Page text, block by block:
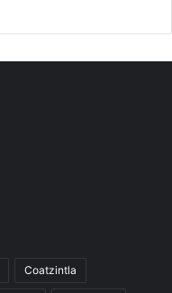
Coatzintla